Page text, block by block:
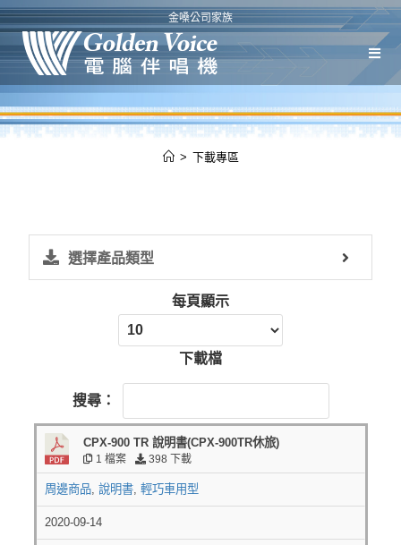
金嗓公司家族
> 下載專區
選擇產品類型
每頁顯示
下載檔
搜尋：
CPX-900 TR 說明書(CPX-900TR休旅)
1 檔案 398 下載
周邊商品, 說明書, 輕巧車用型
2020-09-14